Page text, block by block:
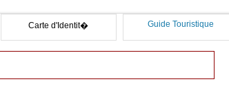
Carte d'Identit� Guide Touristique